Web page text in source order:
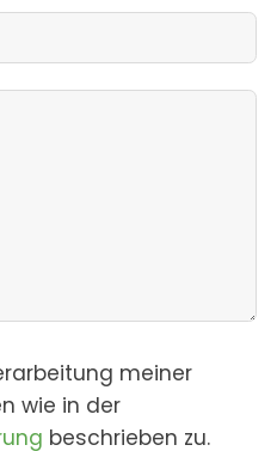
meiner
wie in der
beschrieben zu.